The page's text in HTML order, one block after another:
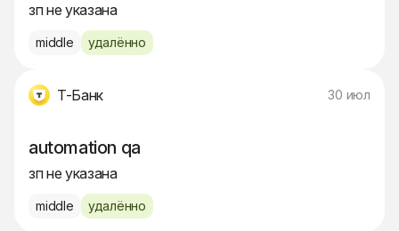
зп не указана
middle удалённо
Т-Банк 30 июл
automation qa
зп не указана
middle удалённо